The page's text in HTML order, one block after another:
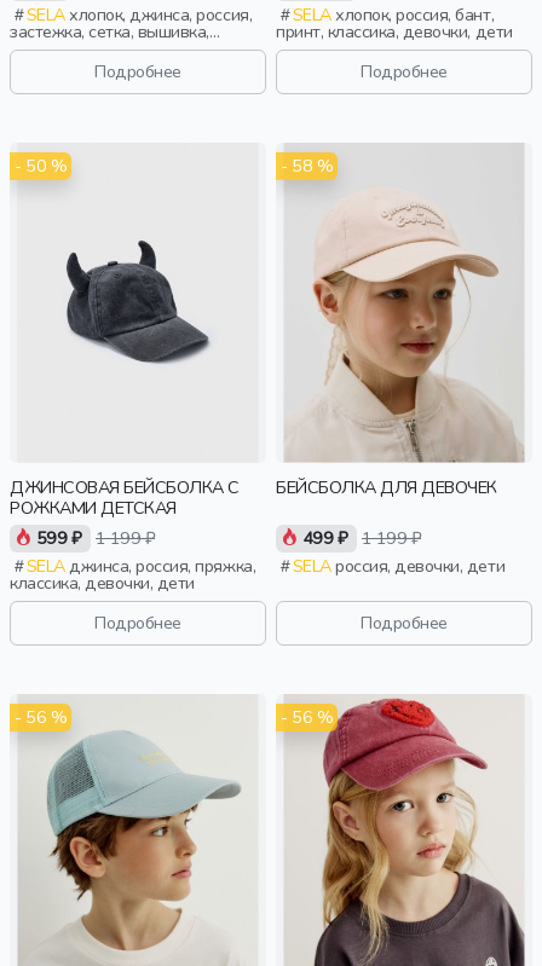
SELAхлопок, джинса, россия,
застежка, сетка, вышивка,
девочки, дети
Подробнее
SELAхлопок, россия, бант,
принт, классика, девочки, дети
Подробнее
- 50 %
ДЖИНСОВАЯ БЕЙСБОЛКА С
РОЖКАМИ ДЕТСКАЯ
599 ₽ 1 199 ₽
SELAджинса, россия, пряжка,
классика, девочки, дети
Подробнее
- 58 %
БЕЙСБОЛКА ДЛЯ ДЕВОЧЕК
499 ₽ 1 199 ₽
SELAроссия, девочки, дети
Подробнее
- 56 % - 56 %